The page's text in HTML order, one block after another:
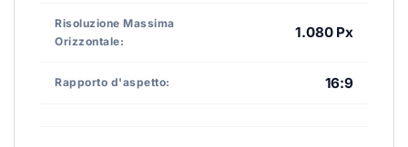
Risoluzione Massima
Orizzontale:
1.080 Px
Rapporto d'aspetto: 16:9